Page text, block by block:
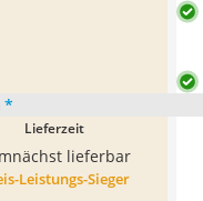
*
Lieferzeit
lieferbar
Leistungs-Sieger